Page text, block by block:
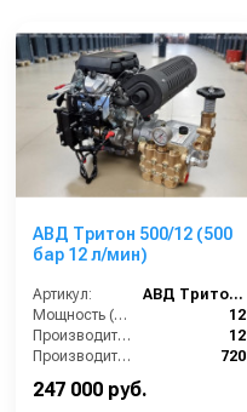
АВД Тритон 500/12 (500
бар 12 л/мин)
Артикул:
АВД Тритон 500/12 (500 бар 12 л/мин)
Мощность (л/с):
12
Производительность (л/мин):
12
Производительность (л/ч):
720
247 000 руб.